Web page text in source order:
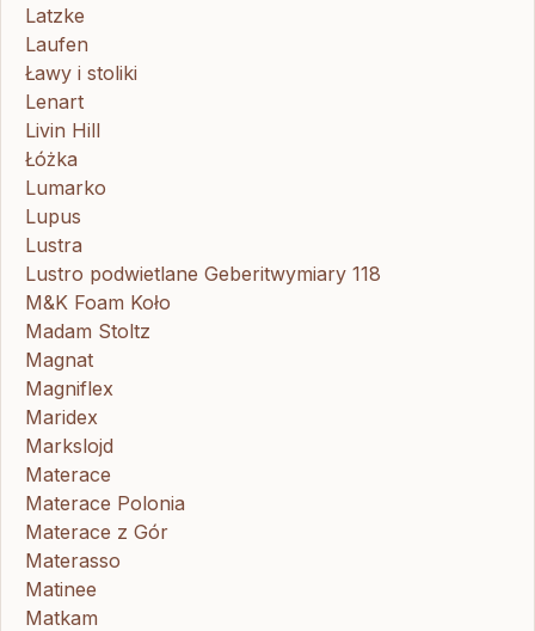
Latzke
Laufen
Ławy i stoliki
Lenart
Livin Hill
Łóżka
Lumarko
Lupus
Lustra
Lustro podwietlane Geberitwymiary 118
M&K Foam Koło
Madam Stoltz
Magnat
Magniflex
Maridex
Markslojd
Materace
Materace Polonia
Materace z Gór
Materasso
Matinee
Matkam